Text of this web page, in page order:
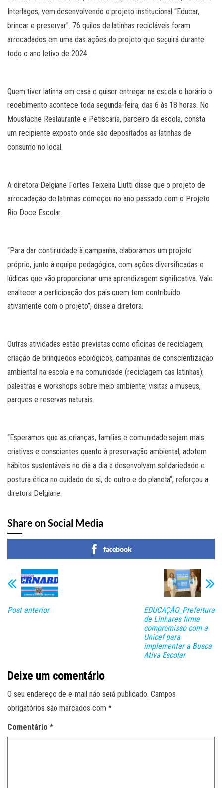
Interlagos, vem desenvolvendo o projeto institucional “Educar,
brincar e preservar”. 76 quilos de latinhas recicláveis foram
arrecadados em uma das ações do projeto que seguirá durante
todo o ano letivo de 2024.
Quem tiver latinha em casa e quiser entregar na escola o horário o
recebimento acontece toda segunda-feira, das 6 às 18 horas. No
Moustache Restaurante e Petiscaria, parceiro da escola, consta
um recipiente exposto onde são depositados as latinhas de
consumo no local.
A diretora Delgiane Fortes Teixeira Liutti disse que o projeto de
arrecadação de latinhas começou no ano passado com o Projeto
Rio Doce Escolar.
“Para dar continuidade à campanha, elaboramos um projeto
próprio, junto à equipe pedagógica, com ações diversificadas e
lúdicas que vão proporcionar uma aprendizagem significativa. Vale
enaltecer a participação dos pais quem tem contribuído
ativamente com o projeto”, disse a diretora.
Outras atividades estão previstas como oficinas de reciclagem;
criação de brinquedos ecológicos; campanhas de conscientização
ambiental na escola e na comunidade (reciclagem das latinhas);
palestras e workshops sobre meio ambiente; visitas a museus,
parques e reservas naturais.
“Esperamos que as crianças, famílias e comunidade sejam mais
criativas e conscientes quanto à preservação ambiental, adotem
hábitos sustentáveis no dia a dia e desenvolvam solidariedade e
postura ética no cuidado de si, do outro e do planeta”, reforçou a
diretora Delgiane.
Share on Social Media
facebook
Post anterior
EDUCAÇÃO_Prefeitura
de Linhares firma
compromisso com a
Unicef para
implementar a Busca
Ativa Escolar
Deixe um comentário
O seu endereço de e-mail não será publicado. Campos
obrigatórios são marcados com *
Comentário *